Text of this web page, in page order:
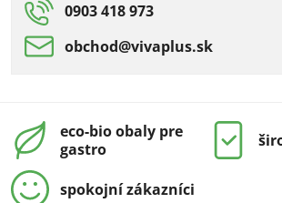
0903 418 973
obchod​@vivaplus​.sk
eco-bio obaly pre
gastro
spokojní zákazníci